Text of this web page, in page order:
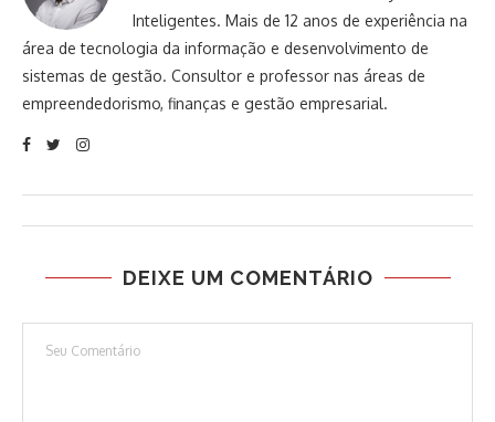
Inteligentes. Mais de 12 anos de experiência na
área de tecnologia da informação e desenvolvimento de
sistemas de gestão. Consultor e professor nas áreas de
empreendedorismo, finanças e gestão empresarial.
DEIXE UM COMENTÁRIO